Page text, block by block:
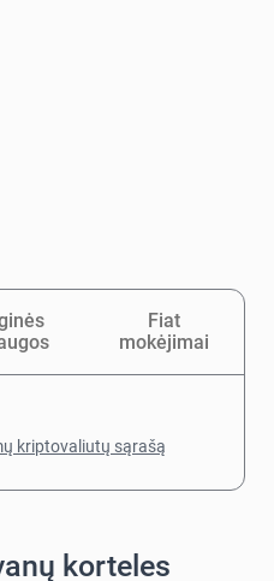
Fiat
mokėjimai
kriptovaliutų sąrašą
korteles